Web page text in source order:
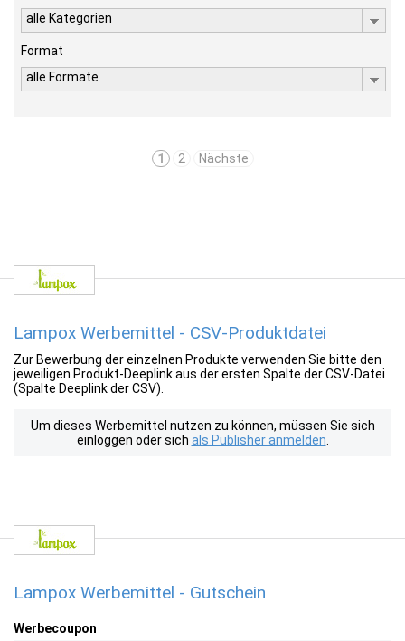
alle Kategorien
Format
alle Formate
1 2 Nächste
Lampox Werbemittel - CSV-Produktdatei
Zur Bewerbung der einzelnen Produkte verwenden Sie bitte den
jeweiligen Produkt-Deeplink aus der ersten Spalte der CSV-Datei
(Spalte Deeplink der CSV).
Um dieses Werbemittel nutzen zu können, müssen Sie sich
einloggen oder sich als Publisher anmelden
Lampox Werbemittel - Gutschein
Werbecoupon